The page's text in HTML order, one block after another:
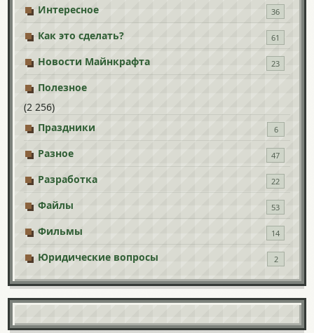
Интересное 36
Как это сделать? 61
Новости Майнкрафта 23
Полезное
(2 256)
Праздники
6
Разное 47
Разработка 22
Файлы 53
Фильмы 14
Юридические вопросы 2